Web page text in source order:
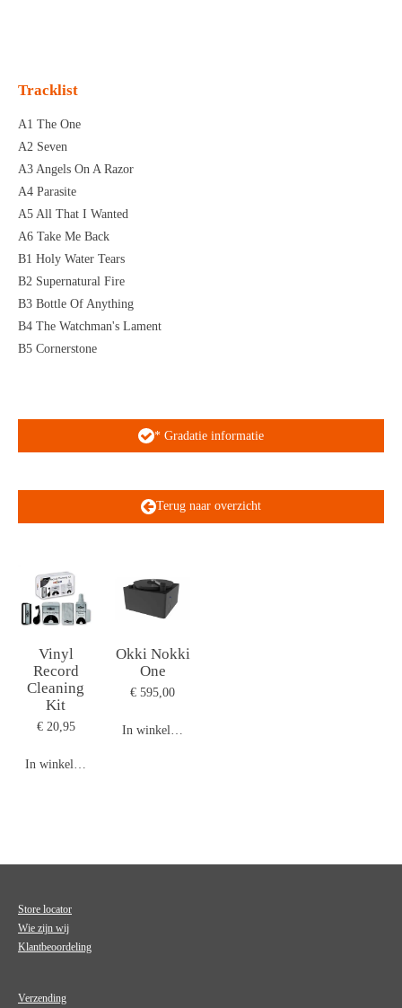
Tracklist
A1 The One
A2 Seven
A3 Angels On A Razor
A4 Parasite
A5 All That I Wanted
A6 Take Me Back
B1 Holy Water Tears
B2 Supernatural Fire
B3 Bottle Of Anything
B4 The Watchman's Lament
B5 Cornerstone
* Gradatie informatie
Terug naar overzicht
Vinyl
Record
Cleaning
Kit
€ 20,95
In winkelwagen
Okki Nokki
One
€ 595,00
In winkelwagen
Store locator
Wie zijn wij
Klantbeoordeling
Verzending